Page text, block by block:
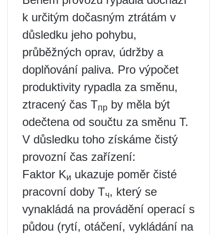
k určitým dočasným ztrátám v
důsledku jeho pohybu,
průběžných oprav, údržby a
doplňování paliva. Pro výpočet
produktivity rypadla za směnu,
ztracený čas Tпр by měla být
odečtena od součtu za směnu T.
V důsledku toho získáme čistý
provozní čas zařízení:
Faktor Kи ukazuje poměr čisté
pracovní doby Tч, který se
vynakládá na provádění operací s
půdou (rytí, otáčení, vykládání na